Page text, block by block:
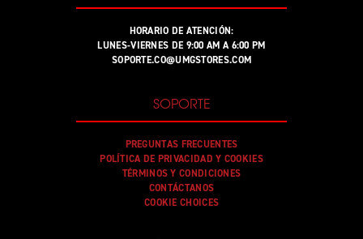
HORARIO DE ATENCIÓN:
LUNES-VIERNES DE 9:00 AM A 6:00 PM
SOPORTE.CO@UMGSTORES.COM
SOPORTE
PREGUNTAS FRECUENTES
POLÍTICA DE PRIVACIDAD Y COOKIES
TÉRMINOS Y CONDICIONES
CONTÁCTANOS
COOKIE CHOICES